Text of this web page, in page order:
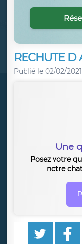
RECHUTE D
Publié le 02/02/2021
Une
Posez votre
notre